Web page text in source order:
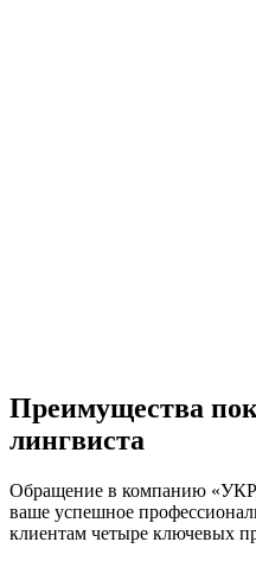
Преимущества
лингвиста
Обращение в компанию
ваше успешное
клиентам четыре ключевых